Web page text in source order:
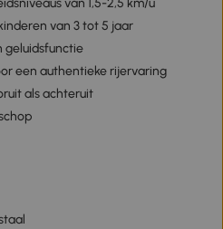
van 1,5-2,5 km/u
van 3 tot 5 jaar
geluidsfunctie
een authentieke rijervaring
als achteruit